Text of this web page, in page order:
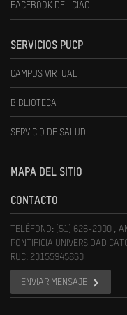
FACEBOOK DEL CIAC
SERVICIOS PUCP
CAMPUS VIRTUAL
BIBLIOTECA
SERVICIO DE SALUD
MAPA DEL SITIO
CONTACTO
TELÉFONO: (51) 626-2000 ,
PONTIFICIA UNIVERSIDAD
RUC: 20155945860
ENVIAR MENSAJE